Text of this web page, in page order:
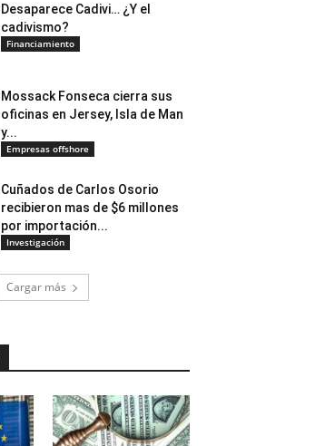
Desaparece Cadivi… ¿Y el
cadivismo?
Financiamiento
Mossack Fonseca cierra sus
oficinas en Jersey, Isla de Man
y...
Empresas offshore
Cuñados de Carlos Osorio
recibieron mas de $6 millones
por importación...
Investigación
Cargar más